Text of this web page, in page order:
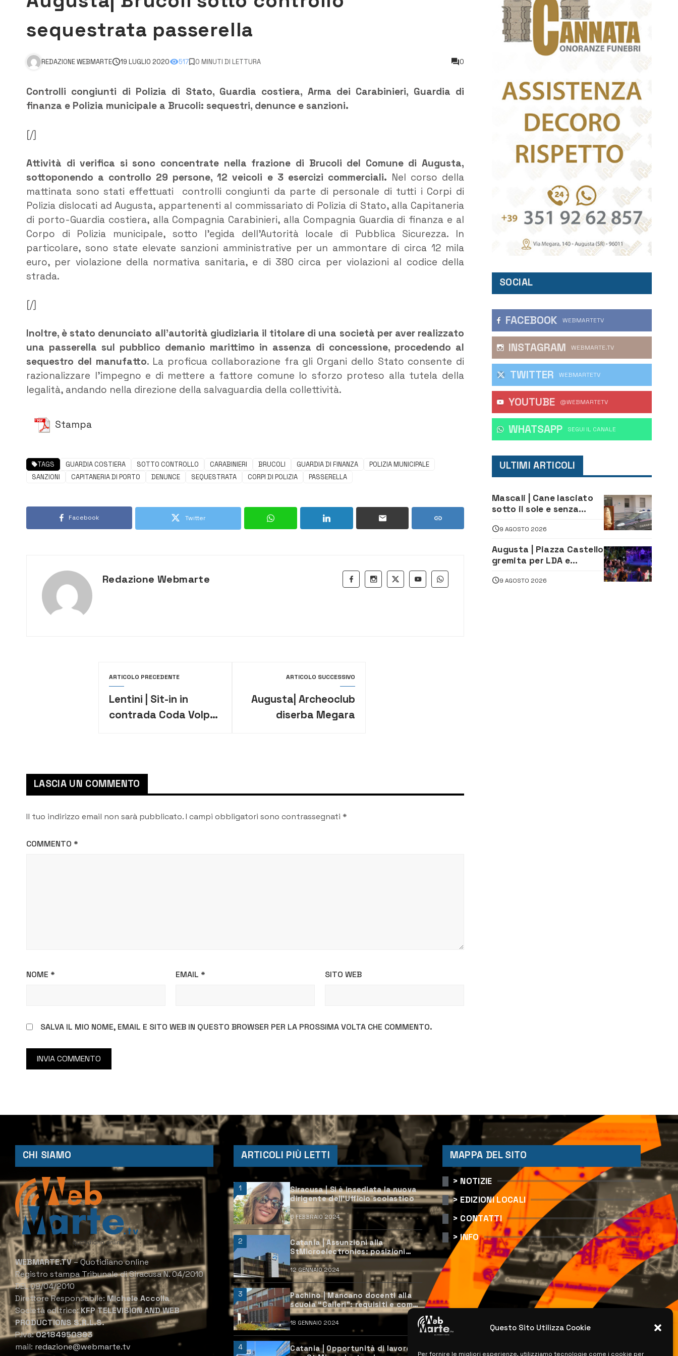
Questo Sito Utilizza Cookie
Per fornire le migliori esperienze, utilizziamo tecnologie come i cookie per
sequestrata passerella
REDAZIONE WEBMARTE 19 LUGLIO 2020 517 0 MINUTI DI LETTURA 0
Controlli congiunti di Polizia di Stato, Guardia costiera, Arma dei Carabinieri, Guardia di
finanza e Polizia municipale a Brucoli: sequestri, denunce e sanzioni.
[/]
Attività di verifica si sono concentrate nella frazione di Brucoli del Comune di Augusta,
sottoponendo a controllo 29 persone, 12 veicoli e 3 esercizi commerciali. Nel corso della
mattinata sono stati effettuati controlli congiunti da parte di personale di tutti i Corpi di
Polizia dislocati ad Augusta, appartenenti al commissariato di Polizia di Stato, alla Capitaneria
di porto-Guardia costiera, alla Compagnia Carabinieri, alla Compagnia Guardia di finanza e al
Corpo di Polizia municipale, sotto l’egida dell’Autorità locale di Pubblica Sicurezza. In
particolare, sono state elevate sanzioni amministrative per un ammontare di circa 12 mila
euro, per violazione della normativa sanitaria, e di 380 circa per violazioni al codice della
strada.
[/]
Inoltre, è stato denunciato all’autorità giudiziaria il titolare di una società per aver realizzato
una passerella sul pubblico demanio marittimo in assenza di concessione, procedendo al
sequestro del manufatto. La proficua collaborazione fra gli Organi dello Stato consente di
razionalizzare l’impegno e di mettere a fattore comune lo sforzo proteso alla tutela della
legalità, andando nella direzione della salvaguardia della collettività.
Stampa
TAGS GUARDIA COSTIERA SOTTO CONTROLLO CARABINIERI BRUCOLI GUARDIA DI FINANZA
POLIZIA MUNICIPALE
SANZIONI
CAPITANERIA DI PORTO DENUNCE SEQUESTRATA CORPI DI POLIZIA PASSERELLA
Facebook Twitter
Redazione Webmarte
ARTICOLO PRECEDENTE
Lentini | Sit-in in
contrada Coda Volpe:
ARTICOLO SUCCESSIVO
Augusta| Archeoclub
diserba Megara
LASCIA UN COMMENTO
Il tuo indirizzo email non sarà pubblicato.I campi obbligatori sono contrassegnati *
COMMENTO *
NOME * EMAIL * SITO WEB
SALVA IL MIO NOME, EMAIL E SITO WEB IN QUESTO BROWSER PER LA PROSSIMA VOLTA CHE COMMENTO.
SOCIAL
FACEBOOK WEBMARTETV
INSTAGRAM WEBMARTE.TV
TWITTER WEBMARTETV
YOUTUBE @WEBMARTETV
WHATSAPP ‎SEGUI IL CANALE
ULTIMI ARTICOLI
Mascali | Cane lasciato
sotto il sole e senza
denunciano proprietario
9 AGOSTO 2026
Augusta | Piazza Castello
gremita per LDA e
ed emozioni per
9 AGOSTO 2026
CHI SIAMO
WEBMARTE.TV– Quotidiano online
Registro stampa Tribunale di Siracusa N. 04/2010
DEL 09/04/2010
Direttore Responsabile:Michele Accolla
Società editrice:KFP TELEVISION AND WEB
PRODUCTIONS S.R.L.S.
P.Iva:02184950893
mail: redazione@webmarte.tv
ARTICOLI PIÙ LETTI
1
Siracusa | Si è insediata la nuova
dirigente dell’Ufficio scolastico
6 FEBBRAIO 2024
2
Catania | Assunzioni alla
StMicroelectronics: posizioni
aperte e come candidarsi
12 GENNAIO 2024
3
Pachino | Mancano docenti alla
scuola “Calleri”: requisiti e come
candidarsi
18 GENNAIO 2024
4
Catania | Opportunità di lavoro
MAPPA DEL SITO
> NOTIZIE
> EDIZIONI LOCALI
> CONTATTI
> INFO